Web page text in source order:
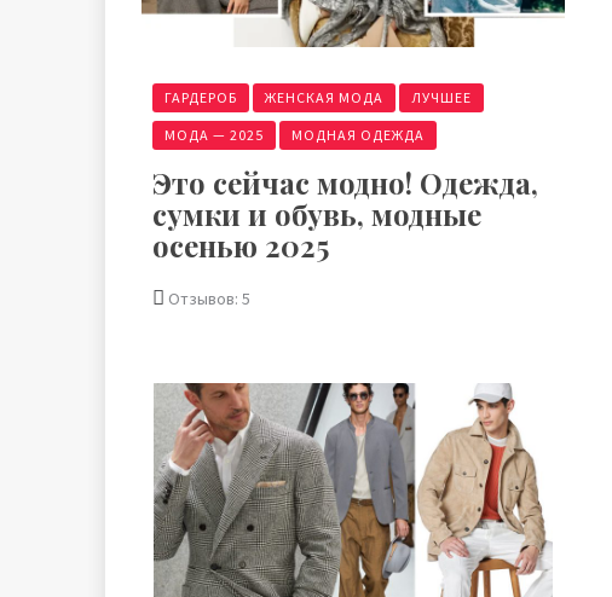
ГАРДЕРОБ ЖЕНСКАЯ МОДА ЛУЧШЕЕ
МОДА — 2025 МОДНАЯ ОДЕЖДА
Это сейчас модно! Одежда,
сумки и обувь, модные
осенью 2025
Отзывов: 5